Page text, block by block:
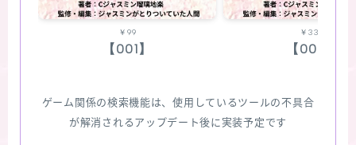
￥99
【001】
￥330
【002】
ゲーム関係の検索機能は、使用しているツールの不具合
が解消されるアップデート後に実装予定です